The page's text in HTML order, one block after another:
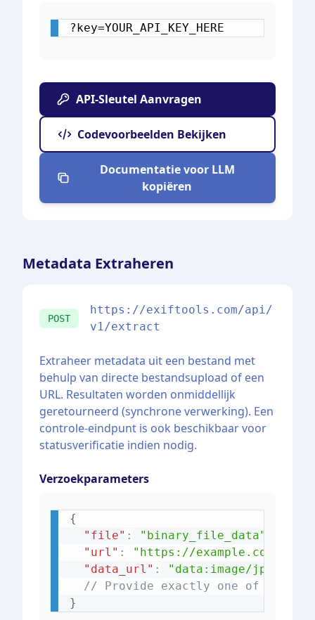
?key=YOUR_API_KEY_HERE
API-Sleutel Aanvragen
Codevoorbeelden Bekijken
Documentatie voor LLM
kopiëren
Metadata Extraheren
POST
https://exiftools.com/api/
v1/extract
Extraheer metadata uit een bestand met
behulp van directe bestandsupload of een
URL. Resultaten worden onmiddellijk
geretourneerd (synchrone verwerking). Een
controle-eindpunt is ook beschikbaar voor
statusverificatie indien nodig.
Verzoekparameters
{
"file" : "binary_file_data"
"url" :
"https://example.com/
"data_url" :
"data:image/
// Provide exactly one of the
}